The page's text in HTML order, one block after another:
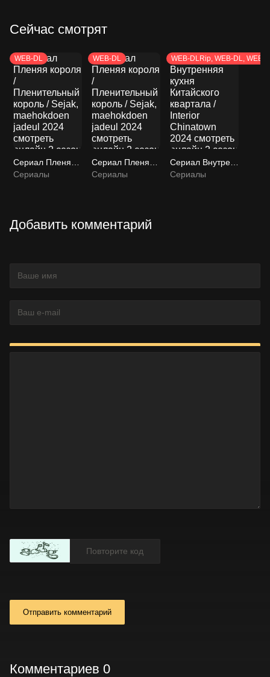
Сейчас смотрят
WEB-DL
Сериалы
WEB-DL
Сериалы
WEB-DLRip, WEB-DL,
Сериалы
Добавить комментарий
Отправить комментарий
Комментариев 0